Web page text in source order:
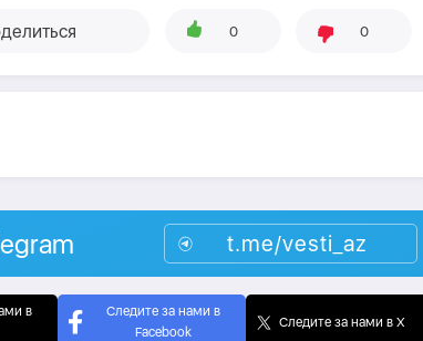
0 0
t.me/vesti_az
в
Следите за нами в
Facebook
Следите за нами в X